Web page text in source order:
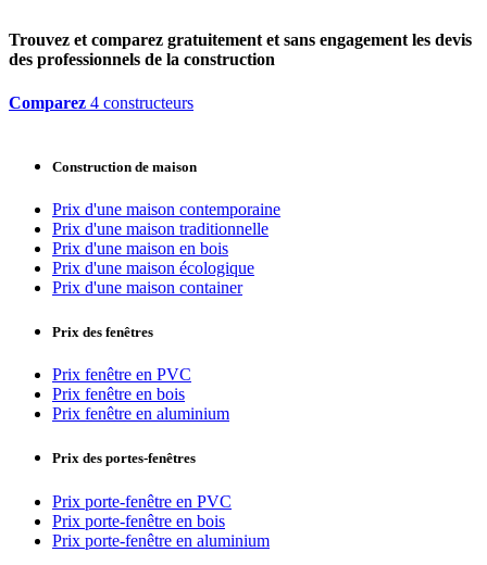
Trouvez et comparez gratuitement et sans engagement les devis
des professionnels de la construction
Comparez 4 constructeurs
Construction de maison
Prix d'une maison contemporaine
Prix d'une maison traditionnelle
Prix d'une maison en bois
Prix d'une maison écologique
Prix d'une maison container
Prix des fenêtres
Prix fenêtre en PVC
Prix fenêtre en bois
Prix fenêtre en aluminium
Prix des portes-fenêtres
Prix porte-fenêtre en PVC
Prix porte-fenêtre en bois
Prix porte-fenêtre en aluminium